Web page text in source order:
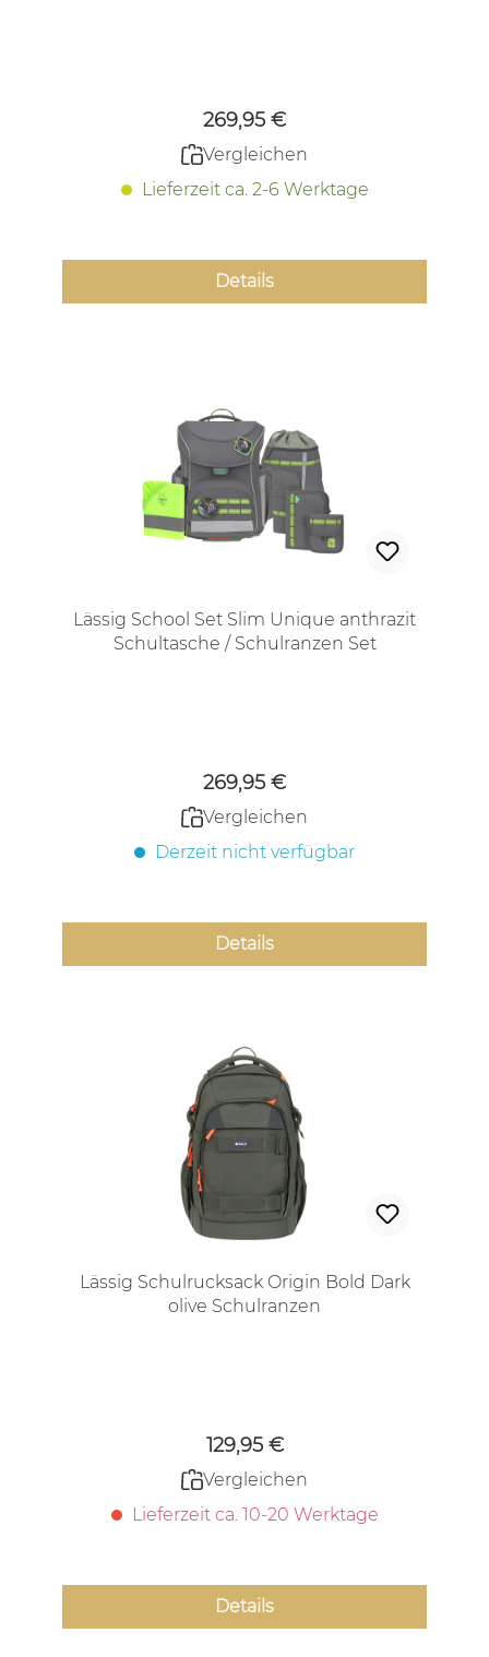
269,95 €
Vergleichen
Lieferzeit ca. 2-6 Werktage
Details
Lässig School Set Slim Unique anthrazit
Schultasche / Schulranzen Set
269,95 €
Vergleichen
Derzeit nicht verfügbar
Details
Lässig Schulrucksack Origin Bold Dark
olive Schulranzen
129,95 €
Vergleichen
Lieferzeit ca. 10-20 Werktage
Details